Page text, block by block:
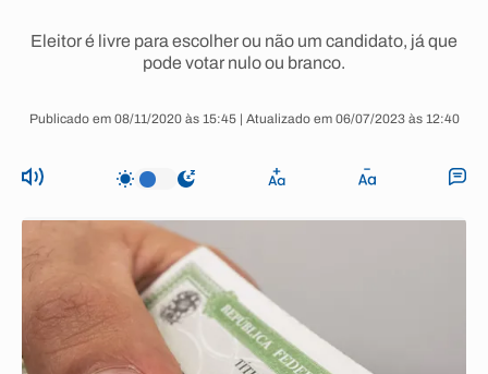
Eleitor é livre para escolher ou não um candidato, já que
pode votar nulo ou branco.
Publicado em 08/11/2020 às 15:45 | Atualizado em 06/07/2023 às 12:40